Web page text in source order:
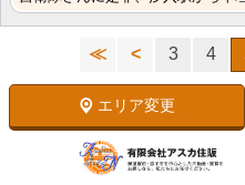
≪ < 3 4
エリア変更